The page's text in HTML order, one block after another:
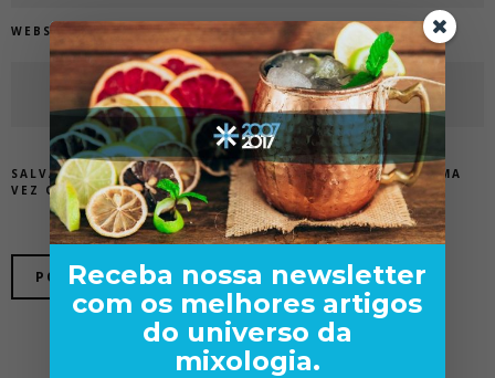
WEBSITE
SALVAR MEUS DADOS NESTE NAVEGADOR PARA A PRÓXIMA
VEZ QUE EU COMENTAR.
Receba nossa newsletter
com os melhores artigos
do universo da
mixologia.